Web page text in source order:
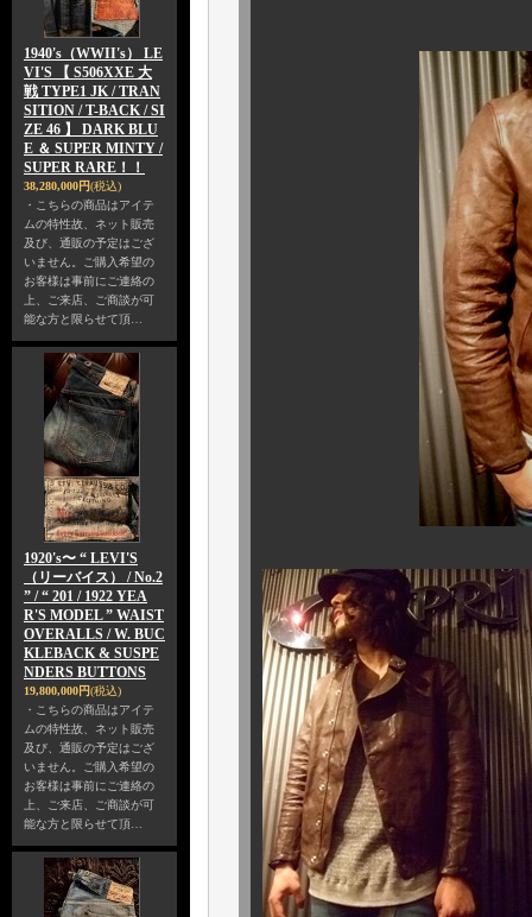
1940's（WWII's） LE
VI'S 【 S506XXE 大
戦 TYPE1 JK / TRAN
SITION / T-BACK / SI
ZE 46 】 DARK BLU
E ＆ SUPER MINTY /
SUPER RARE！！
38,280,000円(税込)
・こちらの商品はアイテ
ムの特性故、ネット販売
及び、通販の予定はござ
いません。ご購入希望の
お客様は事前にご連絡の
上、ご来店、ご商談が可
能な方と限らせて頂…
1920's〜 “ LEVI'S
（リーバイス） / No.2
” / “ 201 / 1922 YEA
R'S MODEL ” WAIST
OVERALLS / W. BUC
KLEBACK & SUSPE
NDERS BUTTONS
19,800,000円(税込)
・こちらの商品はアイテ
ムの特性故、ネット販売
及び、通販の予定はござ
いません。ご購入希望の
お客様は事前にご連絡の
上、ご来店、ご商談が可
能な方と限らせて頂…